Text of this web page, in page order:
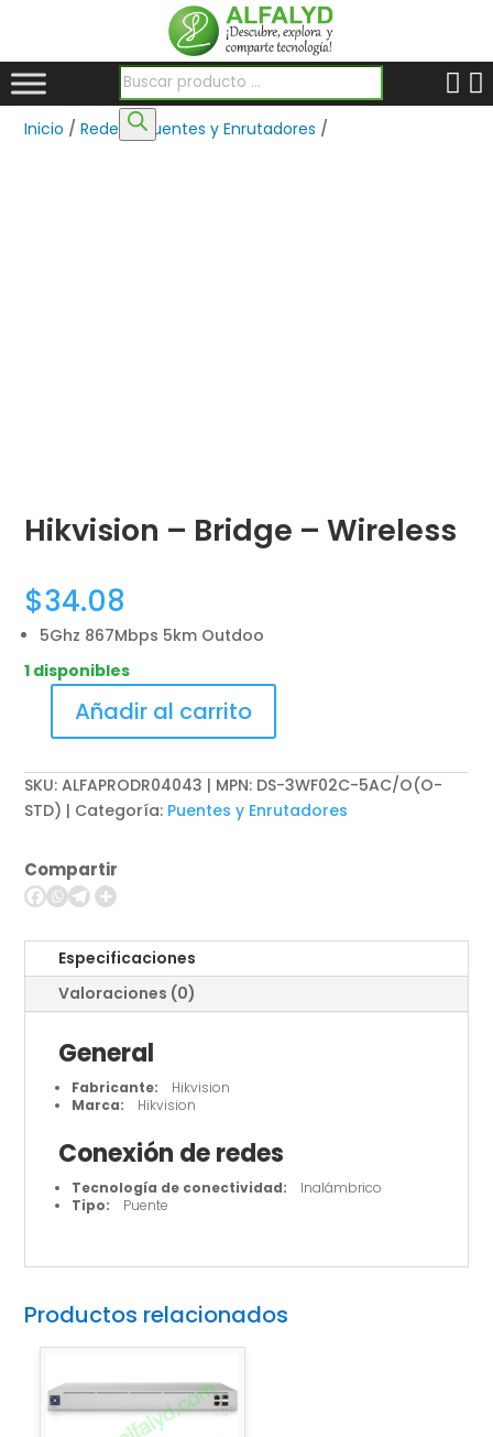
Búsqueda de productos
Inicio /Redes /Puentes y Enrutadores /
Hikvision – Bridge – Wireless
$34.08
5Ghz 867Mbps 5km Outdoo
1 disponibles
Hikvision
Bridge
Wireless
Añadir al carrito
SKU:ALFAPRODR04043 | MPN: DS-3WF02C-5AC/O(O-
STD)
Categoría: Puentes y Enrutadores
Compartir
Especificaciones
Valoraciones (0)
General
Fabricante: Hikvision
Marca: Hikvision
Conexión de redes
Tecnología de conectividad: Inalámbrico
Tipo: Puente
Productos relacionados